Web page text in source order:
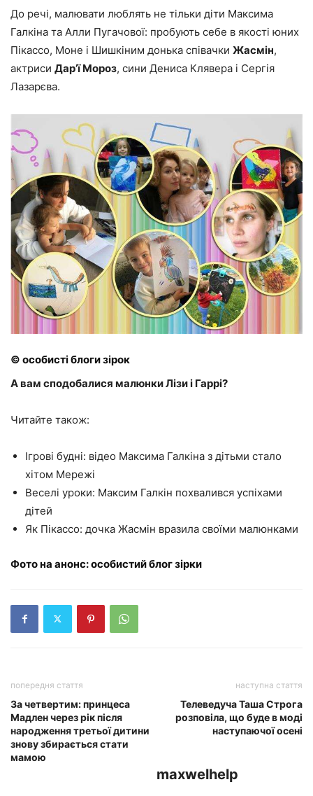
До речі, малювати люблять не тільки діти Максима
Галкіна та Алли Пугачової: пробують себе в якості юних
Пікассо, Моне і Шишкіним донька співачки Жасмін,
актриси Дар’ї Мороз, сини Дениса Клявера і Сергія
Лазарєва.
© особисті блоги зірок
А вам сподобалися малюнки Лізи і Гаррі?
Читайте також:
Ігрові будні: відео Максима Галкіна з дітьми стало
хітом Мережі
Веселі уроки: Максим Галкін похвалився успіхами
дітей
Як Пікассо: дочка Жасмін вразила своїми малюнками
Фото на анонс: особистий блог зірки
попередня стаття
За четвертим: принцеса
Мадлен через рік після
народження третьої дитини
знову збирається стати
мамою
наступна стаття
Телеведуча Таша Строга
розповіла, що буде в моді
наступаючої осені
maxwelhelp